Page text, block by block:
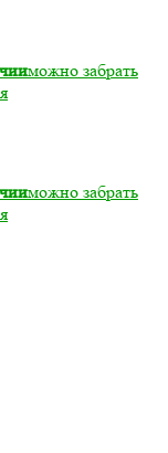
можно забрать
можно забрать